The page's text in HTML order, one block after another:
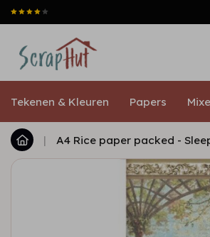
Tekenen & Kleuren Papers
| A4 Rice paper packed -